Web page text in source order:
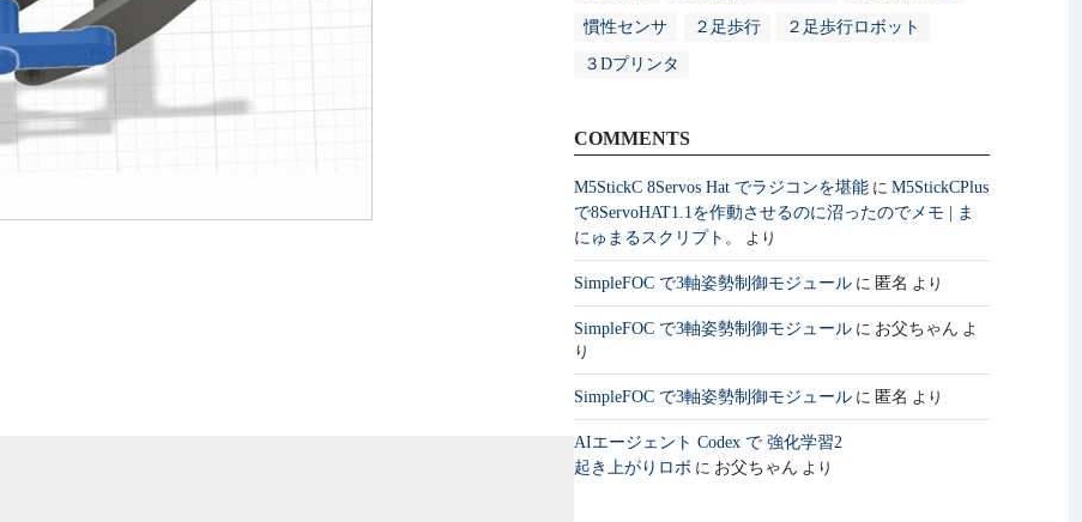
慣性センサ ２足歩行 ２足歩行ロボット
３Dプリンタ
COMMENTS
M5StickC 8Servos Hat でラジコンを堪能 に M5StickCPlus
で8ServoHAT1.1を作動させるのに沼ったのでメモ | ま
にゅまるスクリプト。
より
SimpleFOC で3軸姿勢制御モジュール に 匿名 より
SimpleFOC で3軸姿勢制御モジュール に お父ちゃん よ
り
SimpleFOC で3軸姿勢制御モジュール に 匿名 より
AIエージェント Codex で 強化学習2
起き上がりロボ に お父ちゃん より